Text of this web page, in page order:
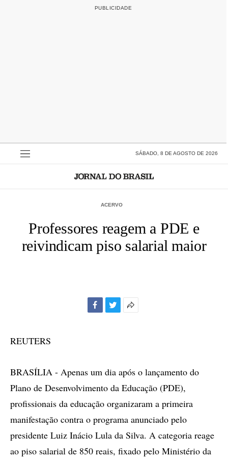
SÁBADO, 8 DE AGOSTO DE 2026
ACERVO
Professores reagem a PDE e
reivindicam piso salarial maior
REUTERS
BRASÍLIA - Apenas um dia após o lançamento do
Plano de Desenvolvimento da Educação (PDE),
profissionais da educação organizaram a primeira
manifestação contra o programa anunciado pelo
presidente Luiz Inácio Lula da Silva. A categoria reage
ao piso salarial de 850 reais, fixado pelo Ministério da